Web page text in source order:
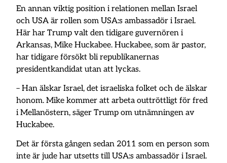
En annan viktig position i relationen mellan Israel
och USA är rollen som USA:s ambassadör i Israel.
Här har Trump valt den tidigare guvernören i
Arkansas, Mike Huckabee. Huckabee, som är pastor,
har tidigare försökt bli republikanernas
presidentkandidat utan att lyckas.
– Han älskar Israel, det israeliska folket och de älskar
honom. Mike kommer att arbeta outtröttligt för fred
i Mellanöstern, säger Trump om utnämningen av
Huckabee.
Det är första gången sedan 2011 som en person som
inte är jude har utsetts till USA:s ambassadör i Israel.